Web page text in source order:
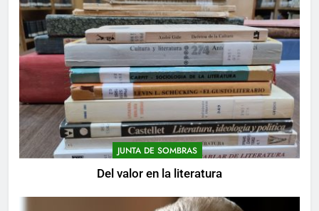
JUNTA DE SOMBRAS
Del valor en la literatura